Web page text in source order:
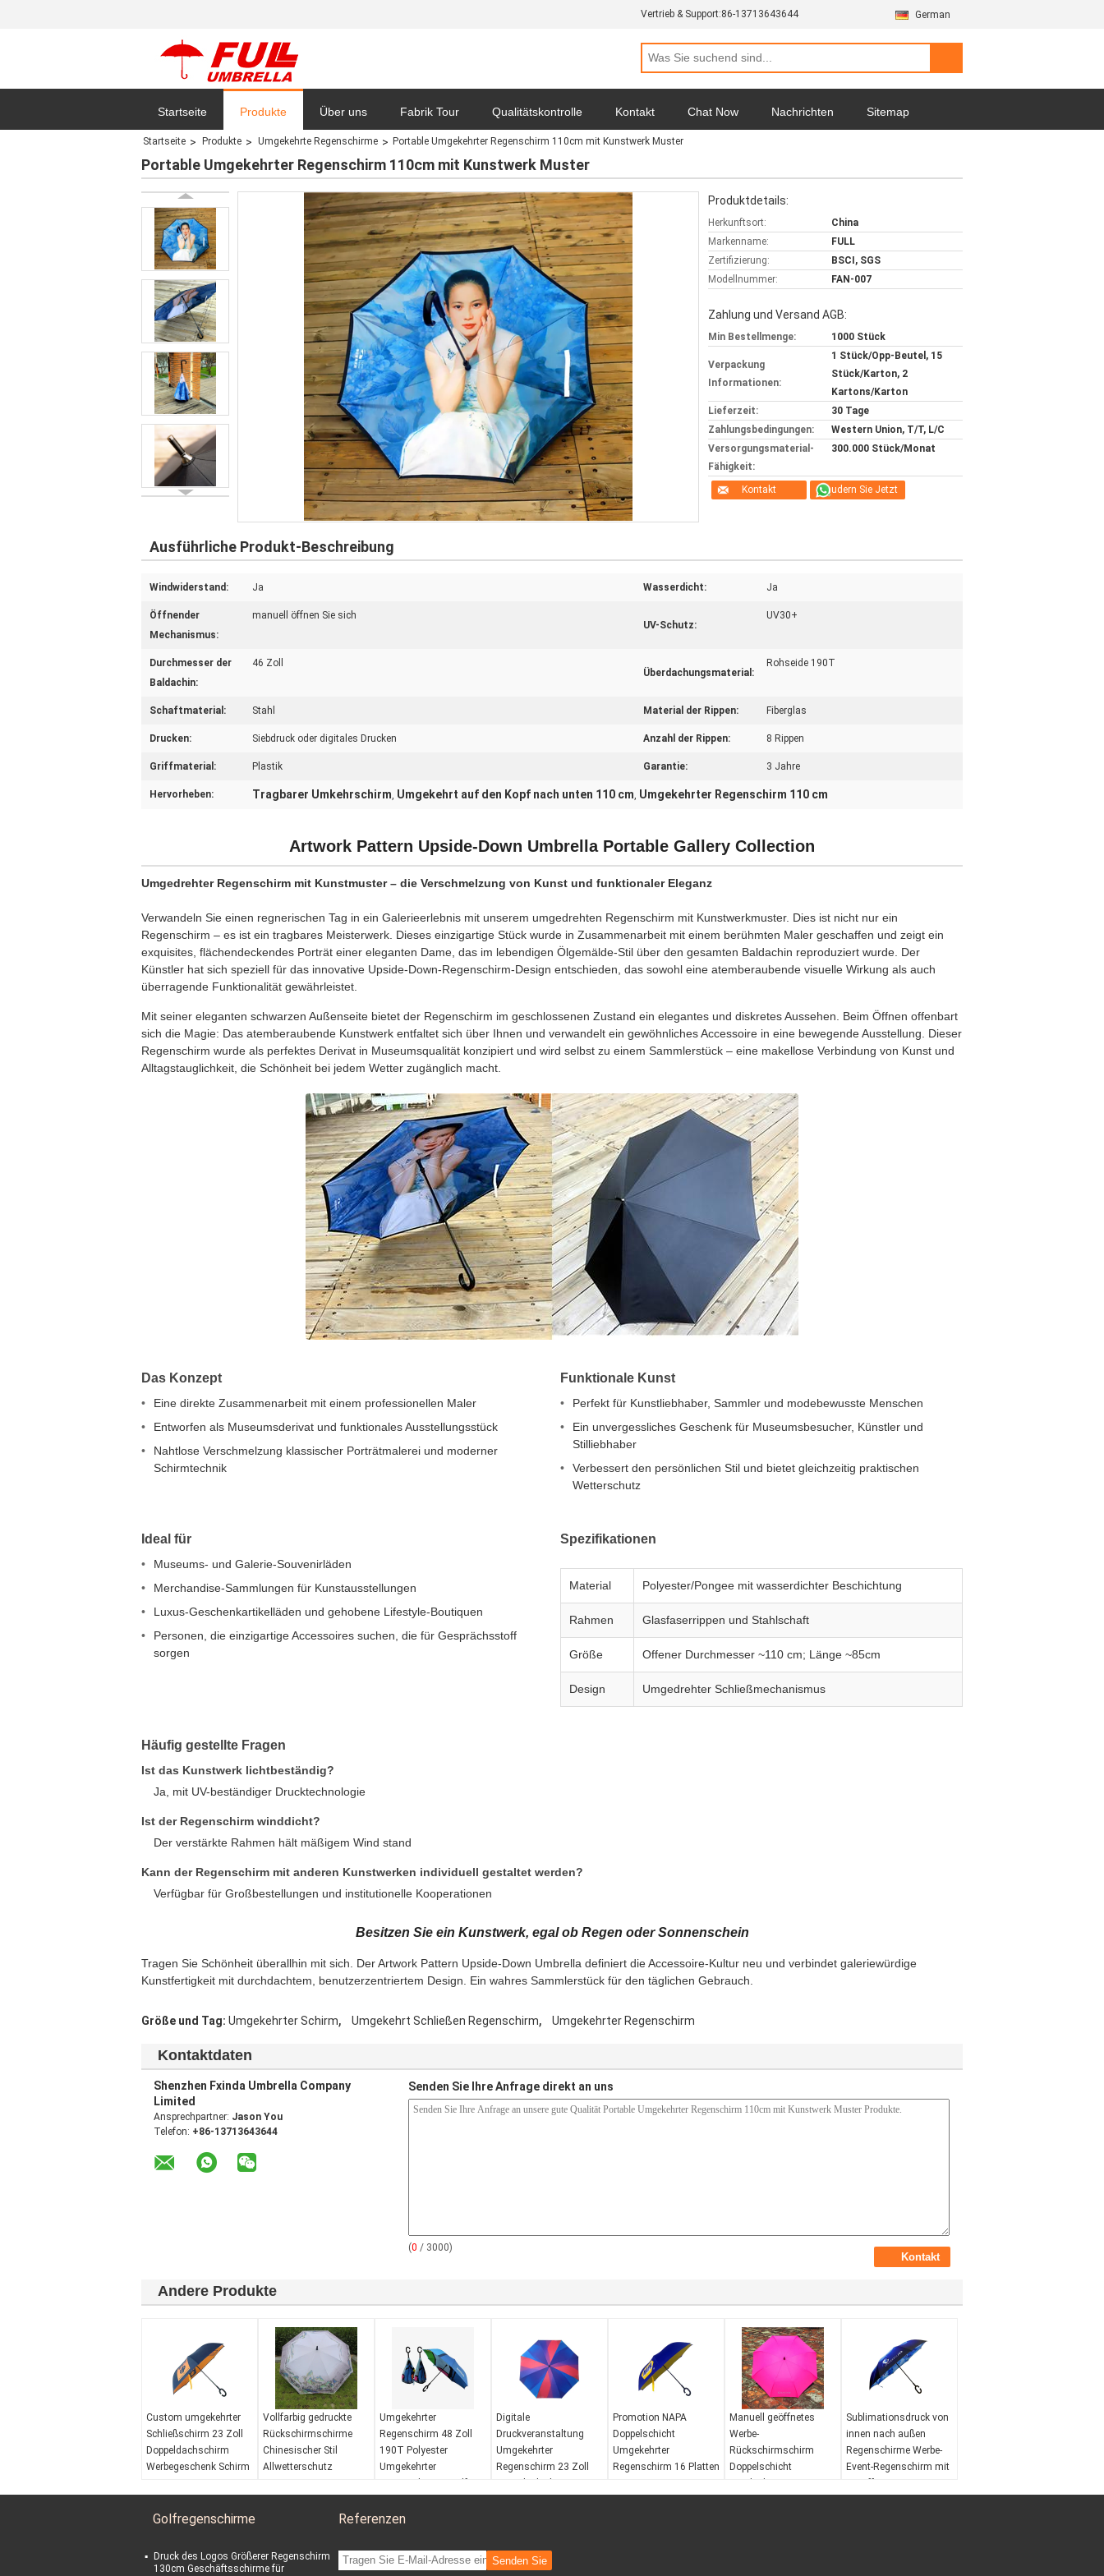
Vertrieb & Support:86-13713643644 German
Startseite Produkte Über uns Fabrik Tour Qualitätskontrolle Kontakt Chat Now Nachrichten Sitemap
Datenschutz-Bestimmungen Alle Fälle
Startseite Produkte Umgekehrte Regenschirme Portable Umgekehrter Regenschirm 110cm mit Kunstwerk Muster
Portable Umgekehrter Regenschirm 110cm mit Kunstwerk Muster
Produktdetails:
Herkunftsort:
China
Markenname:
FULL
Zertifizierung:
BSCI, SGS
Modellnummer:
FAN-007
Zahlung und Versand AGB:
Min Bestellmenge: 1000 Stück
Verpackung
Informationen:
1 Stück/Opp-Beutel, 15
Stück/Karton, 2
Kartons/Karton
Lieferzeit:
30 Tage
Zahlungsbedingungen:
Western Union, T/T, L/C
Versorgungsmaterial-
Fähigkeit:
300.000 Stück/Monat
Kontakt Plaudern Sie Jetzt
Ausführliche Produkt-Beschreibung
Windwiderstand: Ja Wasserdicht: Ja
Öffnender
Mechanismus:
manuell öffnen Sie sich
UV-Schutz:
UV30+
Durchmesser der
Baldachin:
46 Zoll
Überdachungsmaterial:
Rohseide 190T
Schaftmaterial: Stahl Material der Rippen: Fiberglas
Drucken: Siebdruck oder digitales Drucken Anzahl der Rippen: 8 Rippen
Griffmaterial: Plastik Garantie: 3 Jahre
Hervorheben: Tragbarer Umkehrschirm, Umgekehrt auf den Kopf nach unten 110 cm, Umgekehrter Regenschirm 110 cm
Artwork Pattern Upside-Down Umbrella Portable Gallery Collection
Umgedrehter Regenschirm mit Kunstmuster – die Verschmelzung von Kunst und funktionaler Eleganz
Verwandeln Sie einen regnerischen Tag in ein Galerieerlebnis mit unserem umgedrehten Regenschirm mit Kunstwerkmuster. Dies ist nicht nur ein
Regenschirm – es ist ein tragbares Meisterwerk. Dieses einzigartige Stück wurde in Zusammenarbeit mit einem berühmten Maler geschaffen und zeigt ein
exquisites, flächendeckendes Porträt einer eleganten Dame, das im lebendigen Ölgemälde-Stil über den gesamten Baldachin reproduziert wurde. Der
Künstler hat sich speziell für das innovative Upside-Down-Regenschirm-Design entschieden, das sowohl eine atemberaubende visuelle Wirkung als auch
überragende Funktionalität gewährleistet.
Mit seiner eleganten schwarzen Außenseite bietet der Regenschirm im geschlossenen Zustand ein elegantes und diskretes Aussehen. Beim Öffnen offenbart
sich die Magie: Das atemberaubende Kunstwerk entfaltet sich über Ihnen und verwandelt ein gewöhnliches Accessoire in eine bewegende Ausstellung. Dieser
Regenschirm wurde als perfektes Derivat in Museumsqualität konzipiert und wird selbst zu einem Sammlerstück – eine makellose Verbindung von Kunst und
Alltagstauglichkeit, die Schönheit bei jedem Wetter zugänglich macht.
Das Konzept
Eine direkte Zusammenarbeit mit einem professionellen Maler
Entworfen als Museumsderivat und funktionales Ausstellungsstück
Nahtlose Verschmelzung klassischer Porträtmalerei und moderner
Schirmtechnik
Funktionale Kunst
Perfekt für Kunstliebhaber, Sammler und modebewusste Menschen
Ein unvergessliches Geschenk für Museumsbesucher, Künstler und
Stilliebhaber
Verbessert den persönlichen Stil und bietet gleichzeitig praktischen
Wetterschutz
Ideal für
Museums- und Galerie-Souvenirläden
Merchandise-Sammlungen für Kunstausstellungen
Luxus-Geschenkartikelläden und gehobene Lifestyle-Boutiquen
Personen, die einzigartige Accessoires suchen, die für Gesprächsstoff
sorgen
Spezifikationen
Material Polyester/Pongee mit wasserdichter Beschichtung
Rahmen Glasfaserrippen und Stahlschaft
Größe Offener Durchmesser ~110 cm; Länge ~85cm
Design Umgedrehter Schließmechanismus
Häufig gestellte Fragen
Ist das Kunstwerk lichtbeständig?
Ja, mit UV-beständiger Drucktechnologie
Ist der Regenschirm winddicht?
Der verstärkte Rahmen hält mäßigem Wind stand
Kann der Regenschirm mit anderen Kunstwerken individuell gestaltet werden?
Verfügbar für Großbestellungen und institutionelle Kooperationen
Besitzen Sie ein Kunstwerk, egal ob Regen oder Sonnenschein
Tragen Sie Schönheit überallhin mit sich. Der Artwork Pattern Upside-Down Umbrella definiert die Accessoire-Kultur neu und verbindet galeriewürdige
Kunstfertigkeit mit durchdachtem, benutzerzentriertem Design. Ein wahres Sammlerstück für den täglichen Gebrauch.
Größe und Tag: Umgekehrter Schirm, Umgekehrt Schließen Regenschirm, Umgekehrter Regenschirm
Kontaktdaten
Shenzhen Fxinda Umbrella Company
Limited
Ansprechpartner: Jason You
Telefon: +86-13713643644
Senden Sie Ihre Anfrage direkt an uns
(0 / 3000)
Andere Produkte
Custom umgekehrter
Schließschirm 23 Zoll
Doppeldachschirm
Werbegeschenk Schirm
Öffnender
manuell öffnen Sie sich
UV-Schutz:UV30+
Vollfarbig gedruckte
Rückschirmschirme
Chinesischer Stil
Allwetterschutz
manuell öffnen Sie sich
UV-Schutz:
UV50+
Umgekehrter
Regenschirm 48 Zoll
190T Polyester
Umgekehrter
Wasserdicht:
Mechanismus:
manuell öffnen Sie sich
Digitale
Druckveranstaltung
Umgekehrter
Regenschirm 23 Zoll
Grifftyp:EVA
Trocknungsfunktion:
Promotion NAPA
Doppelschicht
Umgekehrter
Regenschirm 16 Platten
Manuell geöffnetes
Werbe-
Rückschirmschirm
Doppelschicht
Sublimationsdruck von
innen nach außen
Regenschirme Werbe-
Event-Regenschirm mit
Golfregenschirme
Druck des Logos Größerer Regenschirm
130cm Geschäftsschirme für
Referenzen
Senden Sie